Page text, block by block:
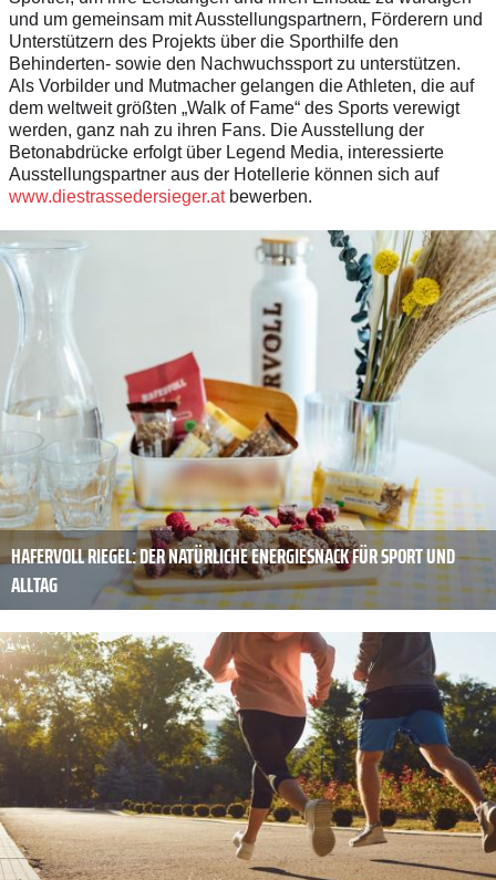
und um gemeinsam mit Ausstellungspartnern, Förderern und
Unterstützern des Projekts über die Sporthilfe den
Behinderten- sowie den Nachwuchssport zu unterstützen.
Als Vorbilder und Mutmacher gelangen die Athleten, die auf
dem weltweit größten „Walk of Fame“ des Sports verewigt
werden, ganz nah zu ihren Fans. Die Ausstellung der
Betonabdrücke erfolgt über Legend Media, interessierte
Ausstellungspartner aus der Hotellerie können sich auf
www.diestrassedersieger.atbewerben.
HAFERVOLL RIEGEL: DER NATÜRLICHE ENERGIESNACK FÜR SPORT UND
ALLTAG